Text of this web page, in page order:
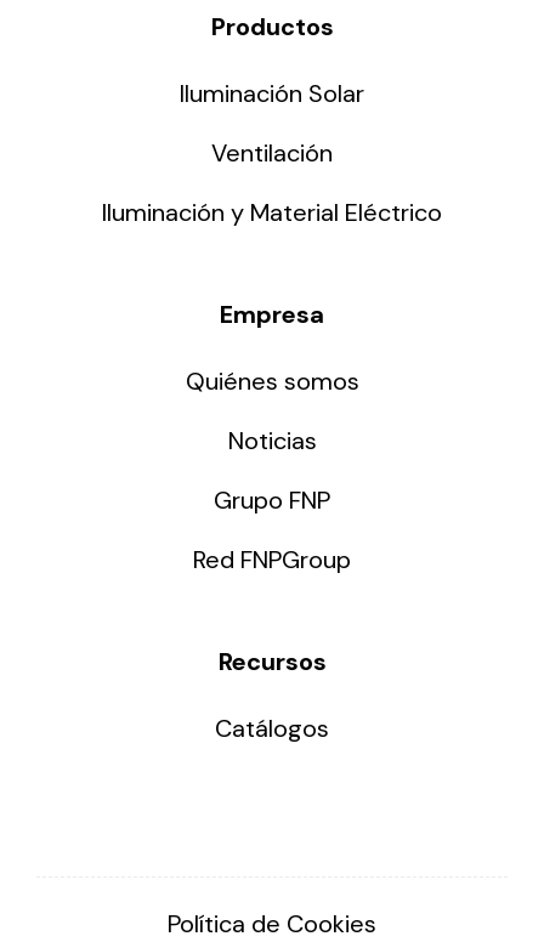
Productos
Iluminación Solar
Ventilación
Iluminación y Material Eléctrico
Empresa
Quiénes somos
Noticias
Grupo FNP
Red FNPGroup
Recursos
Catálogos
Política de Cookies